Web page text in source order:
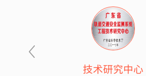
技术研究中心